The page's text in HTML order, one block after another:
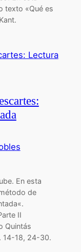
texto «Qué es
En esta
de
II
Quintás
14-18, 24-30.